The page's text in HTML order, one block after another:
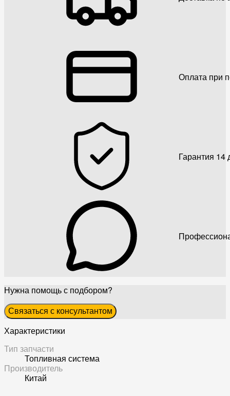
Оплата при
Гарантия 14
Нужна помощь с подбором?
Связаться с консультантом
Характеристики
Тип запчасти
Топливная система
Производитель
Китай